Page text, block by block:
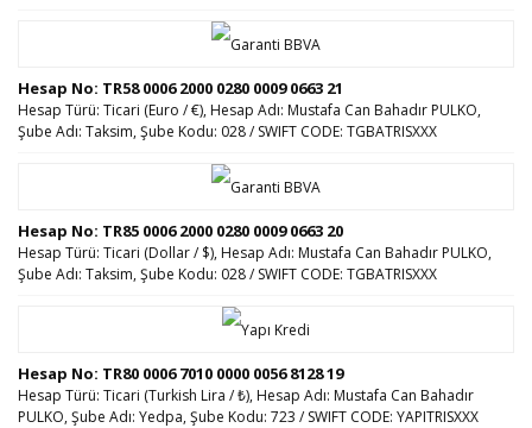
Hesap No: TR58 0006 2000 0280 0009 0663 21
Hesap Türü: Ticari (Euro / €), Hesap Adı: Mustafa Can Bahadır PULKO,
Şube Adı: Taksim, Şube Kodu: 028 / SWIFT CODE: TGBATRISXXX
Hesap No: TR85 0006 2000 0280 0009 0663 20
Hesap Türü: Ticari (Dollar / $), Hesap Adı: Mustafa Can Bahadır PULKO,
Şube Adı: Taksim, Şube Kodu: 028 / SWIFT CODE: TGBATRISXXX
Hesap No: TR80 0006 7010 0000 0056 8128 19
Hesap Türü: Ticari (Turkish Lira / ₺), Hesap Adı: Mustafa Can Bahadır
PULKO, Şube Adı: Yedpa, Şube Kodu: 723 / SWIFT CODE: YAPITRISXXX